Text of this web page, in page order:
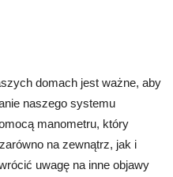
domach jest ważne, aby
naszego systemu
manometru, który
na zewnątrz, jak i
uwagę na inne objawy